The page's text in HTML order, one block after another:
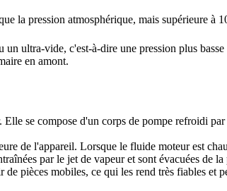
la pression atmosphérique, mais supérieure à
un ultra-vide, c'est-à-dire une pression plus
en amont.
se compose d'un corps de pompe refroidi
de l'appareil. Lorsque le fluide moteur est
par le jet de vapeur et sont évacuées de la
pièces mobiles, ce qui les rend très fiables et